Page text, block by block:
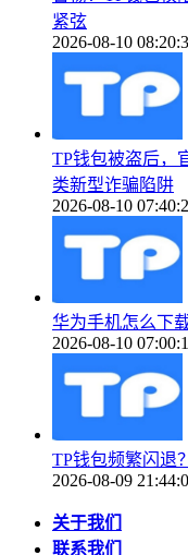
紧弦
2026-08-10
TP钱包被盗后，
类新型诈骗陷阱
2026-08-10
华为手机怎么下
2026-08-10
TP钱包频繁闪退
2026-08-09
关于我们
联系我们